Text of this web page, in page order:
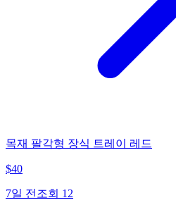
목재 팔각형 장식 트레이 레드
$40
7일 전 조회 12